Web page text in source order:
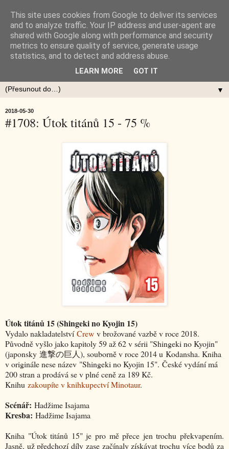
▼
2018-05-30
#1708: Útok titánů 15 - 75 %
Útok titánů 15 (Shingeki no Kyojin 15)
Vydalo nakladatelstvíCrew v brožované vazbě v roce 2018.
Původně vyšlo jako kapitoly 59 až 62 v sérii "Shingeki no Kyojin"
(japonsky 進撃の巨人), souborně v roce 2014 u Kodansha. Kniha
v originále nese název "Shingeki no Kyojin 15". České vydání má
200 stran a prodává se v plné ceně za 189 Kč.
Knihu zakoupíte v knihkupectví Minotaur.
Scénář: Hadžime Isajama
Kresba: Hadžime Isajama
Kniha "Útok titánů 15" je pro mě přece jen trochu překvapením.
Jasně, už předchozí díly zase začínaly získávat trochu více bodů za
This site uses cookies from Google to deliver its services
and to analyze traffic. Your IP address and user-agent are
shared with Google along with performance and security
metrics to ensure quality of service, generate usage
statistics, and to detect and address abuse.
LEARN MORE GOT IT